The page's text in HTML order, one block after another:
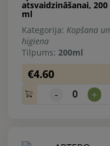
atsvaidzināšanai, 200
ml
Kategorija: Kopšana un
higiena
Tilpums: 200ml
€4.60
- 0 +